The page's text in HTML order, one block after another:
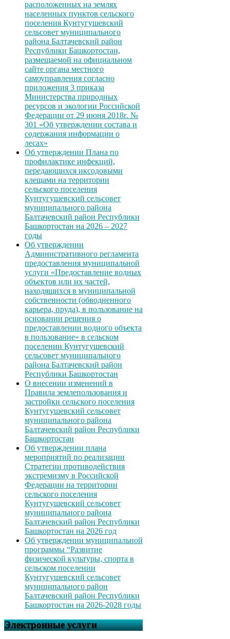
расположенных на землях
населенных пунктов сельского
поселения Кунтугушевский
сельсовет муниципального
района Балтачевский район
Республики Башкортостан,
размещаемой на официальном
сайте органа местного
самоуправления согласно
приложения 3 приказа
Министерства природных
ресурсов и экологии Российской
Федерации от 29 июня 2018г. №
301 «Об утверждении состава и
содержания информации о
лесах»
Об утверждении Плана по
профилактике инфекций,
передающихся иксодовыми
клещами на территории
сельского поселения
Кунтугушевский сельсовет
муниципального района
Балтачевский район Республики
Башкортостан на 2026 – 2027
годы
Об утверждении
Административного регламента
предоставления муниципальной
услуги «Предоставление водных
объектов или их частей,
находящихся в муниципальной
собственности (обводненного
карьера, пруда), в пользование на
основании решения о
предоставлении водного объекта
в пользование» в сельском
поселении Кунтугушевский
сельсовет муниципального
района Балтачевский район
Республики Башкортостан
О внесении изменений в
Правила землепользования и
застройки сельского поселения
Кунтугушевский сельсовет
муниципального района
Балтачевский район Республики
Башкортостан
Об утверждении плана
мероприятий по реализации
Стратегии противодействия
экстремизму в Российской
Федерации на территории
сельского поселения
Кунтугушевский сельсовет
муниципального района
Балтачевский район Республики
Башкортостан на 2026 год
Об утверждении муниципальной
программы “Развитие
физической культуры, спорта в
сельском поселении
Кунтугушевский сельсовет
муниципального район
Балтачевский район Республики
Башкортостан на 2026-2028 годы
Электронные услуги